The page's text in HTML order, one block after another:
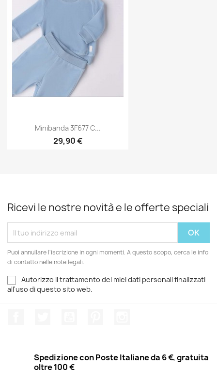
Minibanda 3F677 C...
29,90 €
Ricevi le nostre novità e le offerte speciali
Puoi annullare l'iscrizione in ogni momenti. A questo scopo, cerca le info
di contatto nelle note legali.
Autorizzo il trattamento dei miei dati personali finalizzati
all'uso di questo sito web.
Spedizione con Poste Italiane da 6 €, gratuita
oltre 100 €